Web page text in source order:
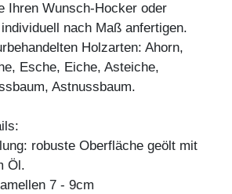
Ihren Wunsch-Hocker oder
nach Maß anfertigen.
Holzarten: Ahorn,
Esche, Eiche, Asteiche,
Astnussbaum.
robuste Oberfläche geölt mit
Öl.
7 - 9cm